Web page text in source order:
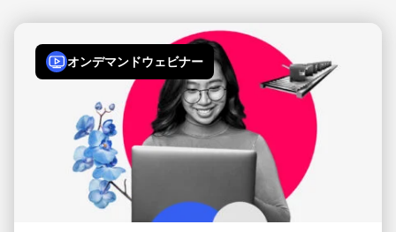
オンデマンドウェビナー